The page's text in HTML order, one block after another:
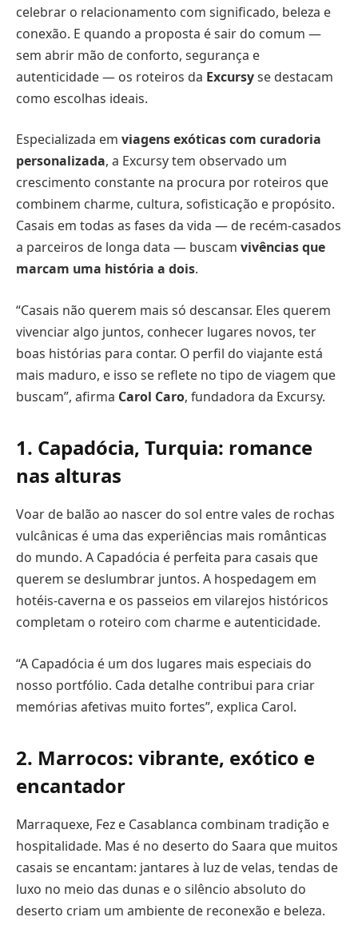
celebrar o relacionamento com significado, beleza e
conexão. E quando a proposta é sair do comum —
sem abrir mão de conforto, segurança e
autenticidade — os roteiros da Excursyse destacam
como escolhas ideais.
Especializada em viagens exóticas com curadoria
personalizada, a Excursy tem observado um
crescimento constante na procura por roteiros que
combinem charme, cultura, sofisticação e propósito.
Casais em todas as fases da vida — de recém-casados
a parceiros de longa data — buscam vivências que
marcam uma história a dois.
“Casais não querem mais só descansar. Eles querem
vivenciar algo juntos, conhecer lugares novos, ter
boas histórias para contar. O perfil do viajante está
mais maduro, e isso se reflete no tipo de viagem que
buscam”, afirma Carol Caro, fundadora da Excursy.
1. Capadócia, Turquia: romance
nas alturas
Voar de balão ao nascer do sol entre vales de rochas
vulcânicas é uma das experiências mais românticas
do mundo. A Capadócia é perfeita para casais que
querem se deslumbrar juntos. A hospedagem em
hotéis-caverna e os passeios em vilarejos históricos
completam o roteiro com charme e autenticidade.
“A Capadócia é um dos lugares mais especiais do
nosso portfólio. Cada detalhe contribui para criar
memórias afetivas muito fortes”, explica Carol.
2. Marrocos: vibrante, exótico e
encantador
Marraquexe, Fez e Casablanca combinam tradição e
hospitalidade. Mas é no deserto do Saara que muitos
casais se encantam: jantares à luz de velas, tendas de
luxo no meio das dunas e o silêncio absoluto do
deserto criam um ambiente de reconexão e beleza.